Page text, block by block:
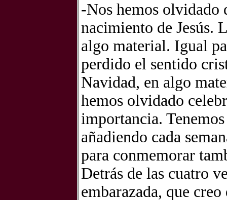
-Nos hemos olvidado
nacimiento de Jesús.
algo material. Igual
perdido el sentido
Navidad, en algo
hemos olvidado
importancia.
añadiendo cada
para conmemorar
Detrás de las cuatro
embarazada, que